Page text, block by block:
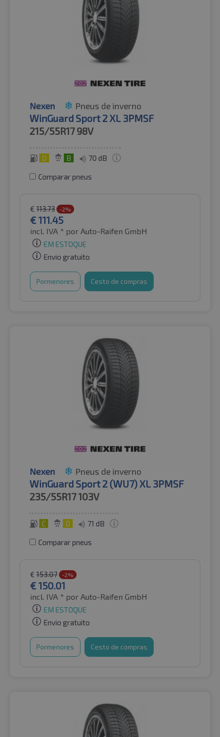
Nexen Pneus de inverno
WinGuard Sport 2 XL 3PMSF
215/55R17 98V
D B 70 dB
Comparar pneus
€ 113.73 -2%
€111.45
incl. IVA * por Auto-Raifen GmbH
EM ESTOQUE
Envio gratuito
Pormenores Cesto de compras
Nexen Pneus de inverno
WinGuard Sport 2 (WU7) XL 3PMSF
235/55R17103V
C D 71 dB
Comparar pneus
€ 153.07 -2%
€150.01
incl. IVA * por Auto-Raifen GmbH
EM ESTOQUE
Envio gratuito
Pormenores Cesto de compras